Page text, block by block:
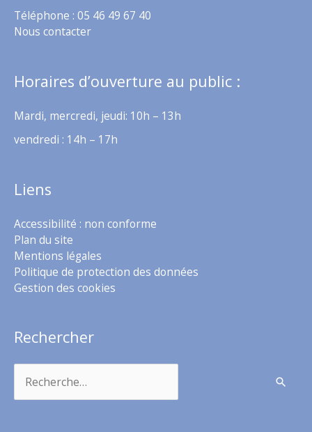
Téléphone : 05 46 49 67 40
Nous contacter
Horaires d’ouverture au public :
Mardi, mercredi, jeudi: 10h – 13h
vendredi : 14h – 17h
Liens
Accessibilité : non conforme
Plan du site
Mentions légales
Politique de protection des données
Gestion des cookies
Rechercher